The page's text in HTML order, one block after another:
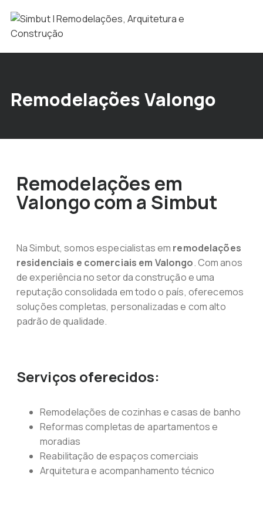
Remodelações Valongo
Remodelações em
Valongo com a Simbut
Na Simbut, somos especialistas em remodelações
residenciais e comerciais em Valongo. Com anos
de experiência no setor da construção e uma
reputação consolidada em todo o país, oferecemos
soluções completas, personalizadas e com alto
padrão de qualidade.
Serviços oferecidos:
Remodelações de cozinhas e casas de banho
Reformas completas de apartamentos e
moradias
Reabilitação de espaços comerciais
Arquitetura e acompanhamento técnico